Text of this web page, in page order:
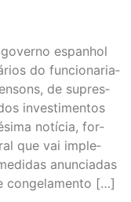
espanhol
do fun­cio­na­ria­
de supres­
inves­ti­men­tos
notí­cia, for­
que vai imple­
anun­cia­das
congelamento […]